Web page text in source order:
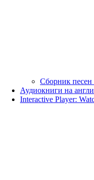
Сборник песен
Аудиокниги на
Interactive Player: